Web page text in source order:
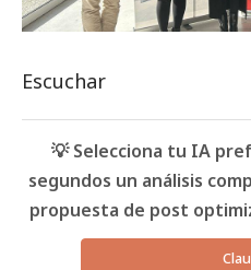
Escuchar
💡 Selecciona tu IA
segundos un análisis
propuesta de post